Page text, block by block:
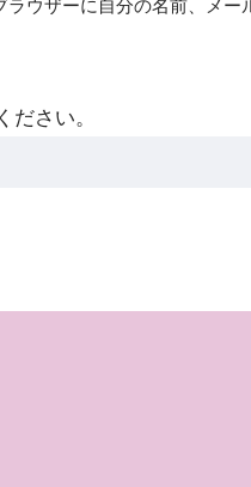
ウザーに自分の名前、メー
ださい。